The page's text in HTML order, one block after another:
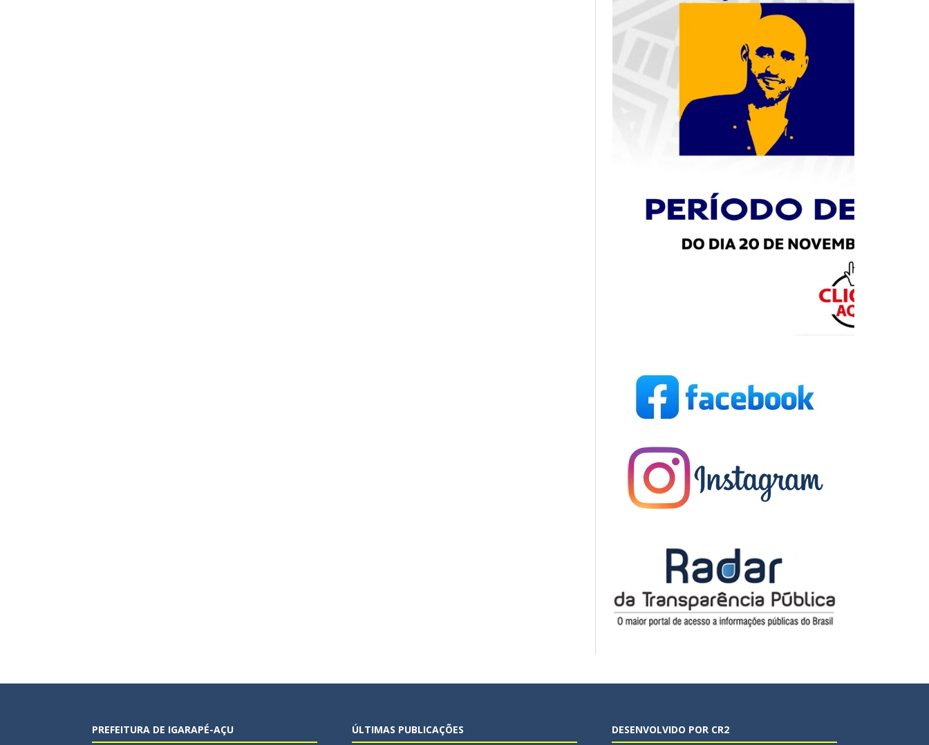
PREFEITURA DE IGARAPÉ-AÇU ÚLTIMAS PUBLICAÇÕES DESENVOLVIDO POR CR2